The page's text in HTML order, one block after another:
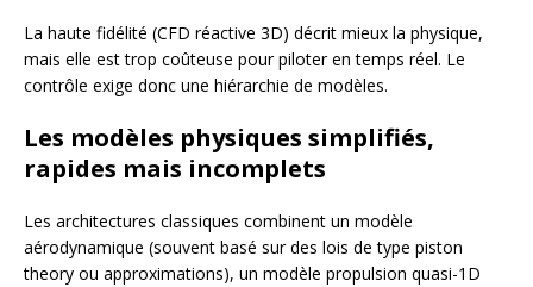
La haute fidélité (CFD réactive 3D) décrit mieux la physique,
mais elle est trop coûteuse pour piloter en temps réel. Le
contrôle exige donc une hiérarchie de modèles.
Les modèles physiques simplifiés,
rapides mais incomplets
Les architectures classiques combinent un modèle
aérodynamique (souvent basé sur des lois de type piston
theory ou approximations), un modèle propulsion quasi-1D